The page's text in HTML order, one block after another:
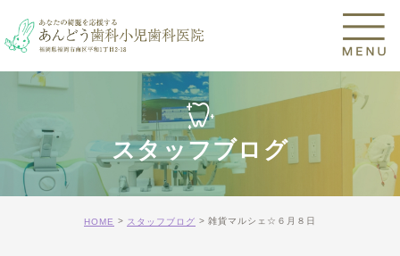
スタッフブログ
HOME スタッフブログ 雑貨マルシェ☆６月８日